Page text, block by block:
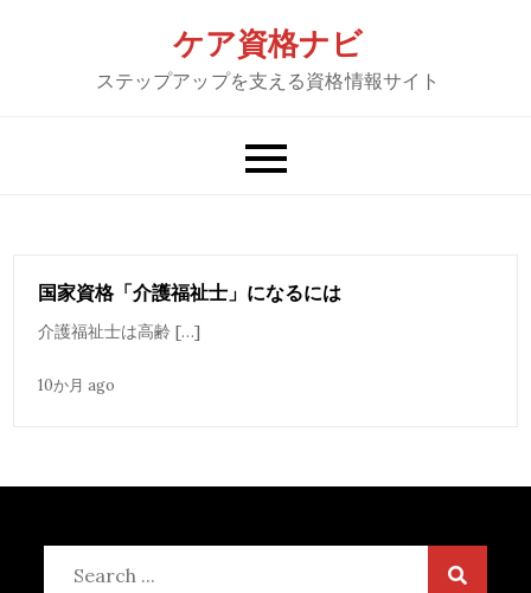
ケア資格ナビ
ステップアップを支える資格情報サイト
国家資格「介護福祉士」になるには
介護福祉士は高齢 […]
10か月 ago